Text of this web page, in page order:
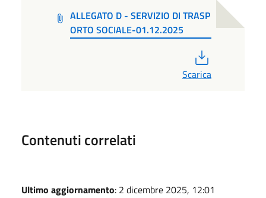
ALLEGATO D - SERVIZIO DI TRASP
ORTO SOCIALE-01.12.2025
Scarica
Contenuti correlati
Ultimo aggiornamento: 2 dicembre 2025, 12:01